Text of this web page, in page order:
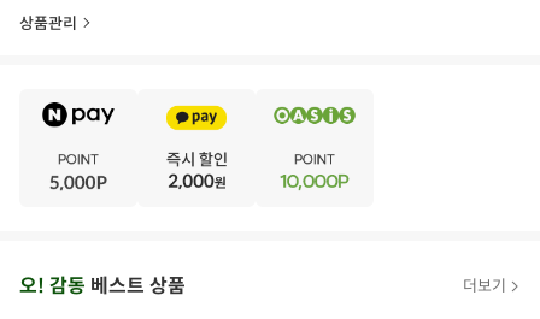
상품관리
아오! 감동 베스트 상품 더보기